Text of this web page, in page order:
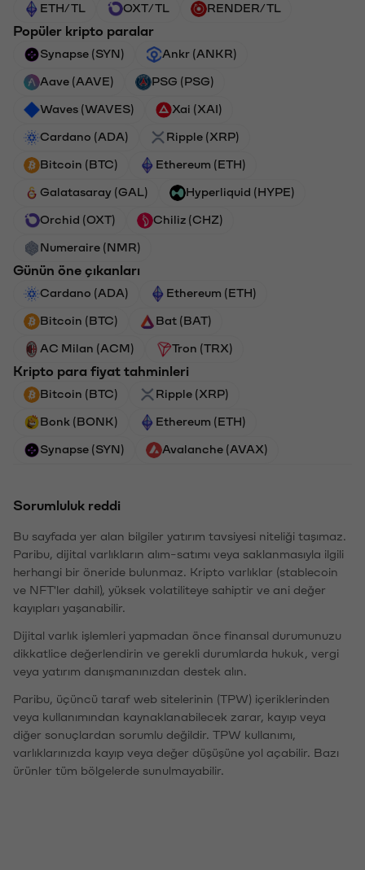
ETH/TL OXT/TL RENDER/TL
Popüler kripto paralar
Synapse (SYN) Ankr (ANKR)
Aave (AAVE) PSG (PSG)
Waves (WAVES) Xai (XAI)
Cardano (ADA) Ripple (XRP)
Bitcoin (BTC) Ethereum (ETH)
Galatasaray (GAL) Hyperliquid (HYPE)
Orchid (OXT) Chiliz (CHZ)
Numeraire (NMR)
Günün öne çıkanları
Cardano (ADA) Ethereum (ETH)
Bitcoin (BTC) Bat (BAT)
AC Milan (ACM) Tron (TRX)
Kripto para fiyat tahminleri
Bitcoin (BTC) Ripple (XRP)
Bonk (BONK) Ethereum (ETH)
Synapse (SYN) Avalanche (AVAX)
Sorumluluk reddi
Bu sayfada yer alan bilgiler yatırım tavsiyesi niteliği taşımaz.
Paribu, dijital varlıkların alım-satımı veya saklanmasıyla ilgili
herhangi bir öneride bulunmaz. Kripto varlıklar (stablecoin
ve NFT'ler dahil), yüksek volatiliteye sahiptir ve ani değer
kayıpları yaşanabilir.
Dijital varlık işlemleri yapmadan önce finansal durumunuzu
dikkatlice değerlendirin ve gerekli durumlarda hukuk, vergi
veya yatırım danışmanınızdan destek alın.
Paribu, üçüncü taraf web sitelerinin (TPW) içeriklerinden
veya kullanımından kaynaklanabilecek zarar, kayıp veya
diğer sonuçlardan sorumlu değildir. TPW kullanımı,
varlıklarınızda kayıp veya değer düşüşüne yol açabilir. Bazı
ürünler tüm bölgelerde sunulmayabilir.